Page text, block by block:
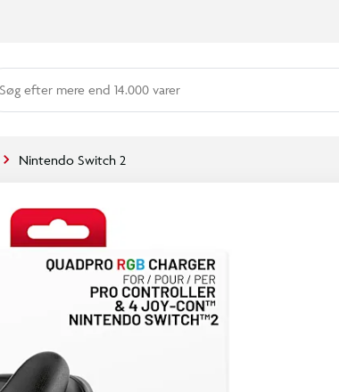
mere end 14.000 varer
Nintendo Switch 2